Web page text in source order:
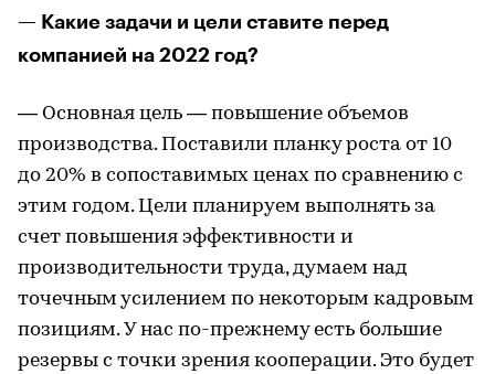
— Какие задачи и цели ставите перед
компанией на 2022 год?
— Основная цель — повышение объемов
производства. Поставили планку роста от 10
до 20% в сопоставимых ценах по сравнению с
этим годом. Цели планируем выполнять за
счет повышения эффективности и
производительности труда, думаем над
точечным усилением по некоторым кадровым
позициям. У нас по-прежнему есть большие
резервы с точки зрения кооперации. Это будет